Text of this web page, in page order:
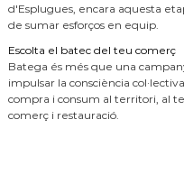
d'Esplugues, encara aquesta
de sumar esforços en equip.
Escolta el batec del teu comerç
Batega és més que una
impulsar la consciència
compra i consum al territori, al
comerç i restauració.